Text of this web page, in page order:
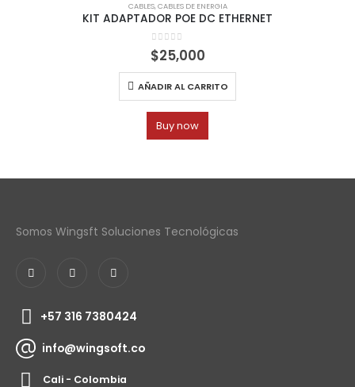
CABLES,CABLES DE ENERGIA
KIT ADAPTADOR POE DC ETHERNET
0out of 5
$25,000
AÑADIR AL CARRITO
Buy now
Somos Wingsft Soluciones Tecnológicas
+57 316 7380424
info@wingsoft.co
Cali - Colombia